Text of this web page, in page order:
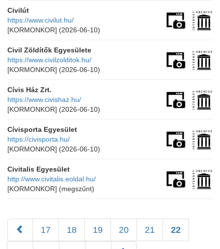
Civilút
https://www.civilut.hu/
[KORMONKOR] (2026-06-10)
Civil Zöldítők Egyesülete
https://www.civilzolditok.hu/
[KORMONKOR] (2026-06-10)
Cívis Ház Zrt.
https://www.civishaz.hu/
[KORMONKOR] (2026-06-10)
Cívisporta Egyesület
https://civisporta.hu/
[KORMONKOR] (2026-06-10)
Civitalis Egyesület
http://www.civitalis.eoldal.hu/
[KORMONKOR] (megszűnt)
17 18 19 20 21 22